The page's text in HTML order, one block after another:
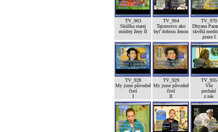
TV_963
Skúška starej
múdrej ženy II
TV_964
Tajomstvo ako
byť dobrou ženou
TV_970
Dhyana
skvělá
praxe I
TV_928
My jsme původně
čistí
I
TV_929
My jsme původně
čistí
II
TV_935
Vše
pochází
z nás